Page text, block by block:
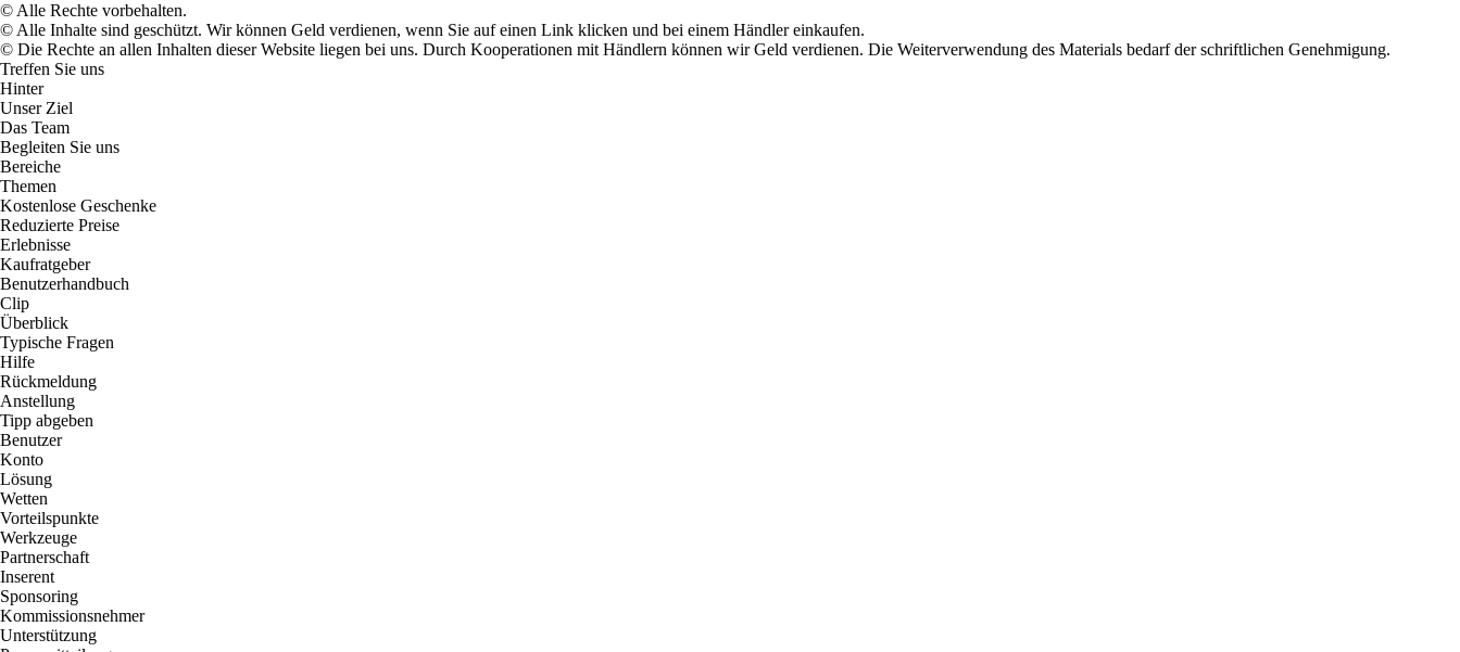
© Alle Rechte vorbehalten.
© Alle Inhalte sind geschützt. Wir können Geld verdienen, wenn Sie auf einen Link klicken und bei einem Händler einkaufen.
© Die Rechte an allen Inhalten dieser Website liegen bei uns. Durch Kooperationen mit Händlern können wir Geld verdienen. Die Weiterverwendung des Materials bedarf der schriftlichen Genehmigung.
Treffen Sie uns
Hinter
Unser Ziel
Das Team
Begleiten Sie uns
Bereiche
Themen
Kostenlose Geschenke
Reduzierte Preise
Erlebnisse
Kaufratgeber
Benutzerhandbuch
Clip
Überblick
Typische Fragen
Hilfe
Rückmeldung
Anstellung
Tipp abgeben
Benutzer
Konto
Lösung
Wetten
Vorteilspunkte
Werkzeuge
Partnerschaft
Inserent
Sponsoring
Kommissionsnehmer
Unterstützung